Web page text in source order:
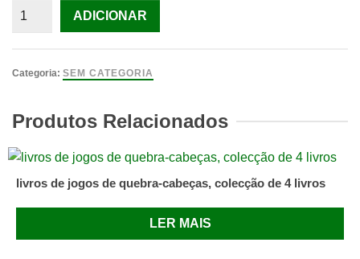
Quantidade
Grande
Aquário
ADICIONAR
Categoria: SEM CATEGORIA
Produtos Relacionados
livros de jogos de quebra-cabeças, colecção de 4 livros
LER MAIS